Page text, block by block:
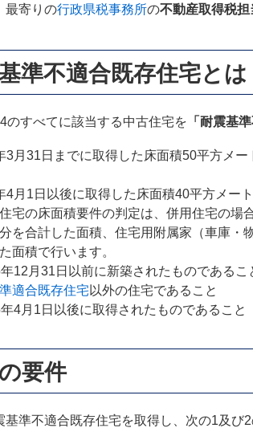
寄りの行政県税事務所の不動産取得税担
準不適合既存住宅とは
すべてに該当する中古住宅を 「耐震基
3月31日までに取得した床面積50平方メ
4月1日以後に取得した床面積40平方メー
の床面積要件の判定は、併用住宅の場
を合計した面積、住宅用附属家（車庫・
面積で行います。
12月31日以前に新築されたものであるこ
適合既存住宅 以外の住宅であること
4月1日以後に取得されたものであること
要件
準不適合既存住宅を取得し、次の1及び